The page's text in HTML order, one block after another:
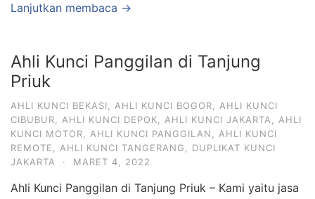
Lanjutkan membaca →
Ahli Kunci Panggilan di Tanjung
Priuk
AHLI KUNCI BEKASI AHLI KUNCI BOGOR
AHLI KUNCI
CIBUBUR
AHLI KUNCI DEPOK AHLI KUNCI JAKARTA
AHLI
KUNCI MOTOR
AHLI KUNCI PANGGILAN
AHLI KUNCI
REMOTE
AHLI KUNCI TANGERANG
DUPLIKAT KUNCI
JAKARTA
· MARET 4, 2022
Ahli Kunci Panggilan di Tanjung Priuk – Kami yaitu jasa